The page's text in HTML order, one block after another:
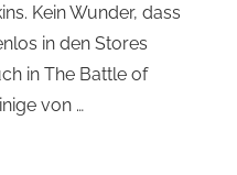
Kein Wunder, dass
in den Stores
in The Battle of
von …